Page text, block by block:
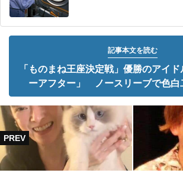
記事本文を読む
「ものまね王座決定戦」優勝のアイ
ーアフター」 ノースリーブで色白